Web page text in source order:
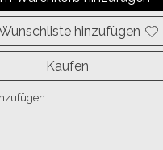
hinzufügen
Kaufen